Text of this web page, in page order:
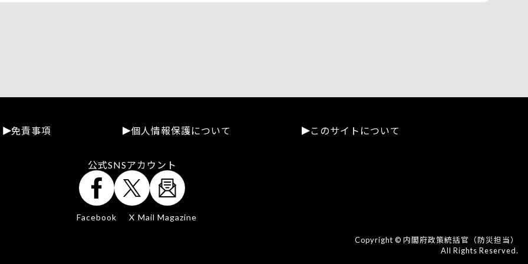
免責事項 個人情報保護について このサイトについて
公式SNSアカウント
Facebook X Mail Magazine
Copyright © 内閣府政策統括官（防災担当）
All Rights Reserved.